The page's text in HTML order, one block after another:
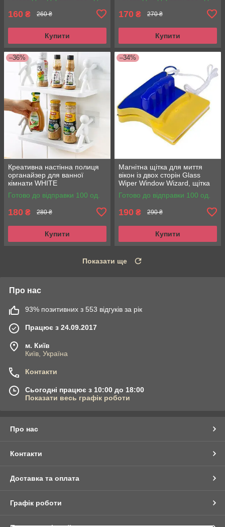
160 ₴ 260 ₴
Купити
170 ₴ 270 ₴
Купити
–36%
Креативна настінна полиця
органайзер для ванної
кімнати WHITE
Готово до відправки 100 од.
180 ₴ 280 ₴
Купити
–34%
Магнітна щітка для миття
вікон із двох сторін Glass
Wiper Window Wizard, щітка
для вікон, миття вікон
Готово до відправки 100 од.
190 ₴ 290 ₴
Купити
Показати ще
Про нас
93% позитивних з 553 відгуків за рік
Працює з 24.09.2017
м. Київ
Київ, Україна
Контакти
Сьогодні працює з 10:00 до 18:00
Показати весь графік роботи
Про нас
Контакти
Доставка та оплата
Графік роботи